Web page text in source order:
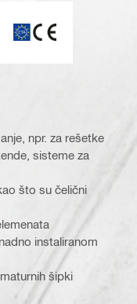
npr. za rešetke
sisteme za
što su čelični
instaliranom
šipki